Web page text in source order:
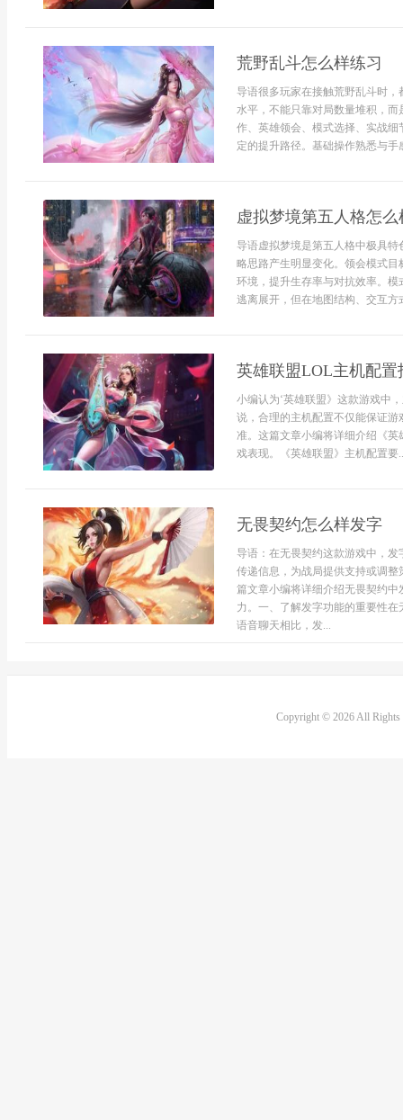
荒野乱斗怎么样练习
导语很多玩家在接触荒野乱斗时
水平，不能只靠对局数量堆积，
作、英雄领会、模式选择、实战
定的提升路径。基础操作熟悉与
虚拟梦境第五人格怎么
导语虚拟梦境是第五人格中极具
略思路产生明显变化。领会模式
环境，提升生存率与对抗效率。
逃离展开，但在地图结构、交互方
英雄联盟LOL主机配置
小编认为‘英雄联盟》这款游戏中
说，合理的主机配置不仅能保证
准。这篇文章小编将详细介绍《
戏表现。《英雄联盟》主机配置要
无畏契约怎么样发字
导语：在无畏契约这款游戏中，
传递信息，为战局提供支持或调
篇文章小编将详细介绍无畏契约
力。一、了解发字功能的重要性
语音聊天相比，发...
Copyright © 2026 All